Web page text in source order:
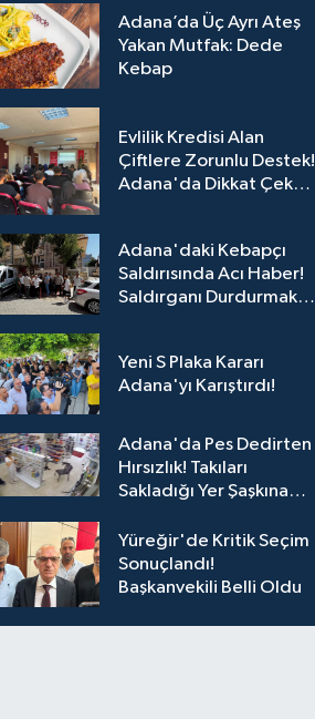
Adana’da Üç Ayrı Ateş
Yakan Mutfak: Dede
Kebap
Evlilik Kredisi Alan
Çiftlere Zorunlu Destek!
Adana'da Dikkat Çeken
Adana'daki Kebapçı
Saldırısında Acı Haber!
Saldırganı Durdurmak
Yeni S Plaka Kararı
Adana'yı Karıştırdı!
Adana'da Pes Dedirten
Hırsızlık! Takıları
Sakladığı Yer Şaşkına
Yüreğir'de Kritik Seçim
Sonuçlandı!
Başkanvekili Belli Oldu